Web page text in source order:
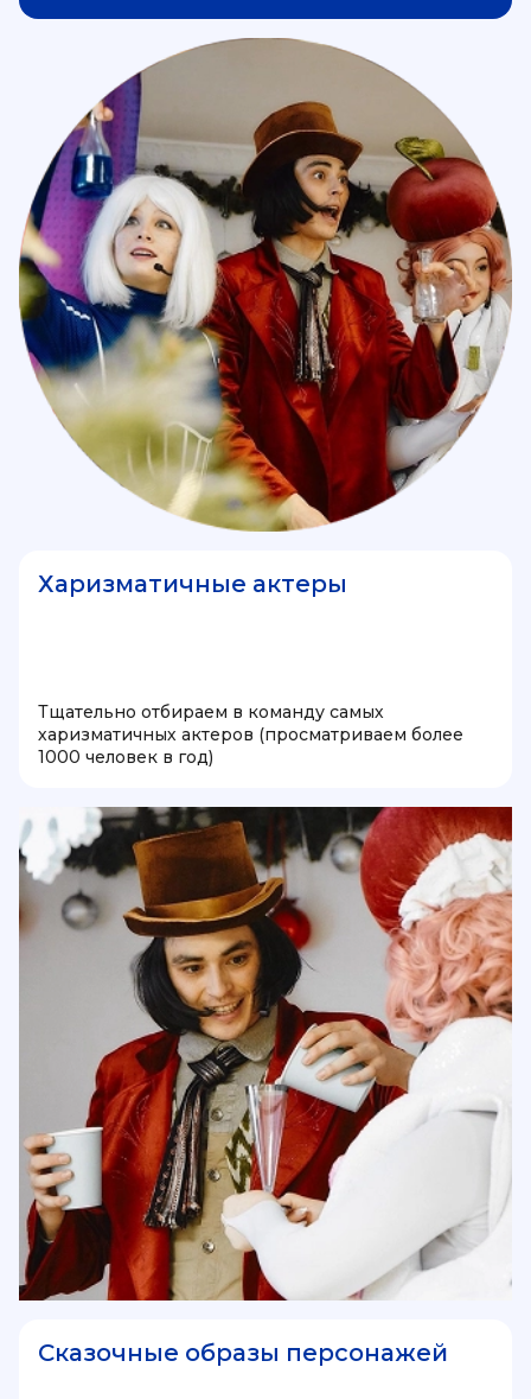
Харизматичные актеры
Тщательно отбираем в команду самых
харизматичных актеров (просматриваем более
1000 человек в год)
Сказочные образы персонажей